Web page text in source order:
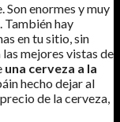
Son enormes y muy
. También hay
en tu sitio, sin
mejores vistas de
una cerveza a la
hecho dejar al
de la cerveza,